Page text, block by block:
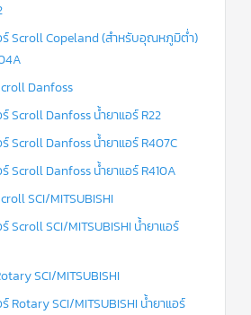
ร์ Scroll Copeland (สำหรับอุณหภูมิต่ำ)
Danfoss
Scroll Danfoss น้ำยาแอร์ R22
Scroll Danfoss น้ำยาแอร์ R407C
Scroll Danfoss น้ำยาแอร์ R410A
SCI/MITSUBISHI
Scroll SCI/MITSUBISHI น้ำยาแอร์
SCI/MITSUBISHI
Rotary SCI/MITSUBISHI น้ำยาแอร์